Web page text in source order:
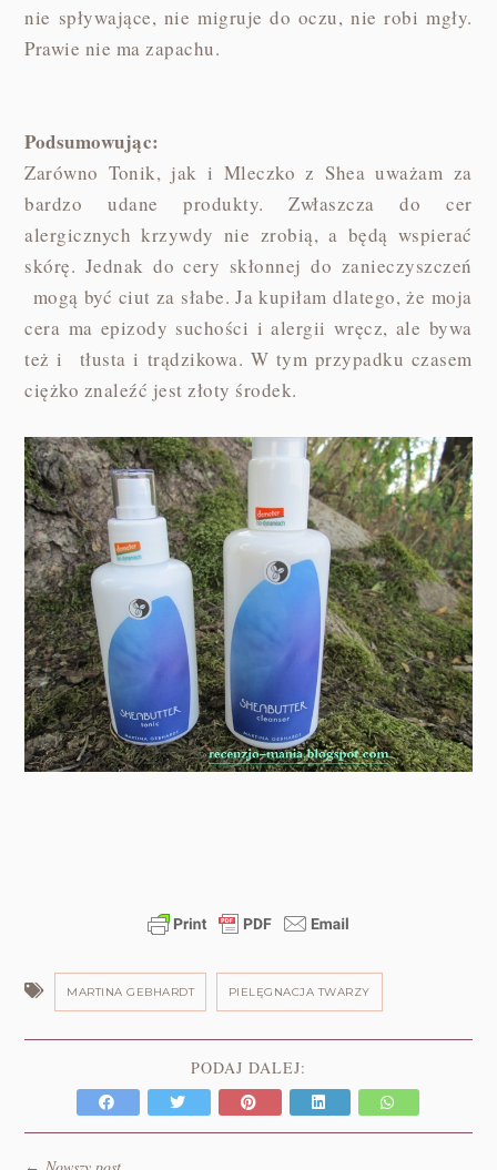
nie spływające, nie migruje do oczu, nie robi mgły.
Prawie nie ma zapachu.
Podsumowując:
Zarówno Tonik, jak i Mleczko z Shea uważam za
bardzo udane produkty. Zwłaszcza do cer
alergicznych krzywdy nie zrobią, a będą wspierać
skórę. Jednak do cery skłonnej do zanieczyszczeń
mogą być ciut za słabe. Ja kupiłam dlatego, że moja
cera ma epizody suchości i alergii wręcz, ale bywa
też i tłusta i trądzikowa. W tym przypadku czasem
ciężko znaleźć jest złoty środek.
MARTINA GEBHARDT PIELĘGNACJA TWARZY
PODAJ DALEJ: